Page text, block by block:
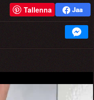
Tallenna